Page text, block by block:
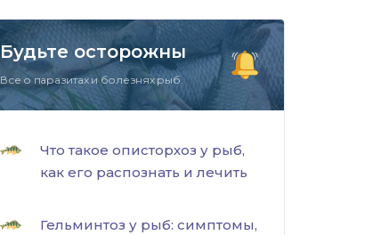
Будьте осторожны
Все о паразитах и болезнях рыб.
Что такое описторхоз у рыб,
как его распознать и лечить
Гельминтоз у рыб: симптомы,